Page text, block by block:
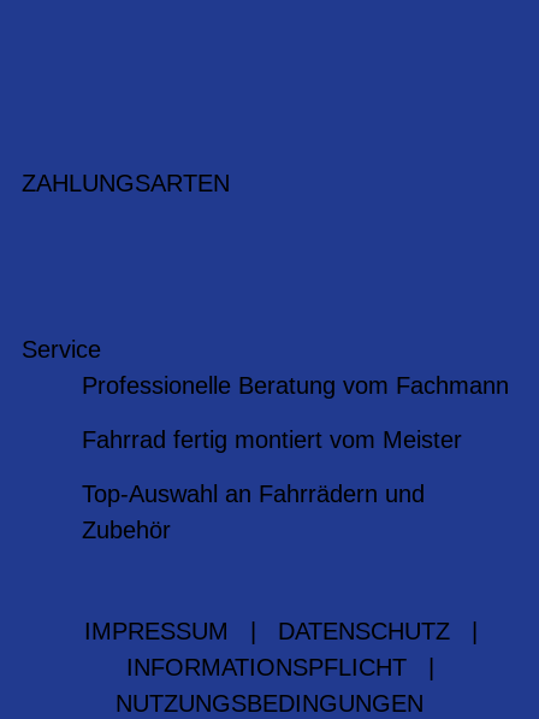
ZAHLUNGSARTEN
Service
Professionelle Beratung vom Fachmann
Fahrrad fertig montiert vom Meister
Top-Auswahl an Fahrrädern und
Zubehör
IMPRESSUM DATENSCHUTZ
INFORMATIONSPFLICHT
NUTZUNGSBEDINGUNGEN